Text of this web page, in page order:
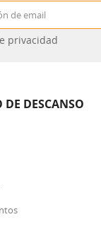
privacidad
DE DESCANSO